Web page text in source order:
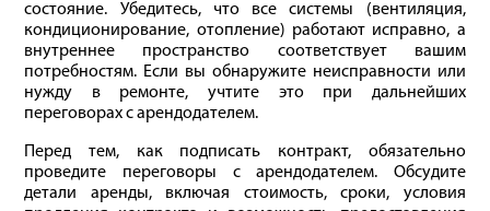
состояние. Убедитесь, что все системы (вентиляция,
кондиционирование, отопление) работают исправно, а
внутреннее пространство соответствует вашим
потребностям. Если вы обнаружите неисправности или
нужду в ремонте, учтите это при дальнейших
переговорах с арендодателем.
Перед тем, как подписать контракт, обязательно
проведите переговоры с арендодателем. Обсудите
детали аренды, включая стоимость, сроки, условия